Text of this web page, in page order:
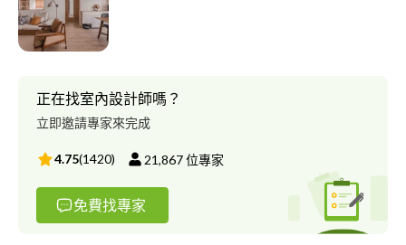
✔️新成屋空間規劃 ✔️新古屋/中古屋翻新 空間軟裝設計： ✔️家具家
飾品挑選與代購 ✔️空間軟裝設計與佈置 空間陳列擺拍： ✔️軟裝配
置租借 ✔️公設/實品/樣品屋 軟裝買斷
正在找室內設計師嗎？
立即邀請專家來完成
4.75(1420) 21,867位專家
免費找專家